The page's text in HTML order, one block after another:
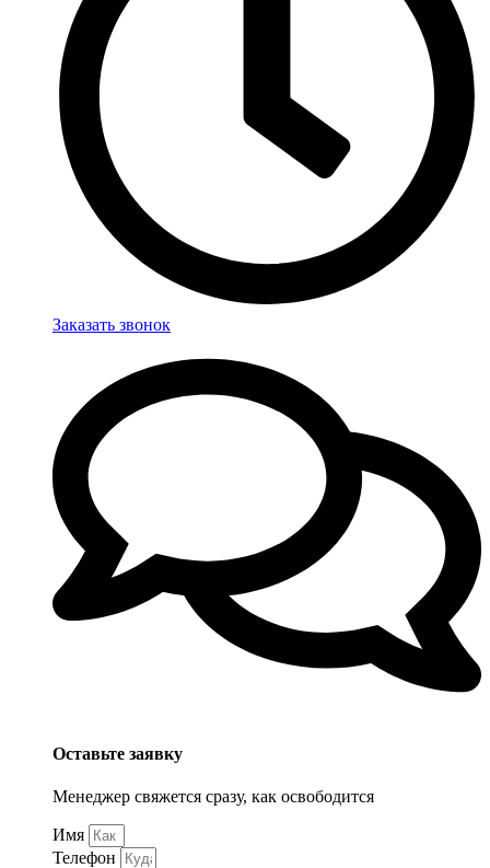
Заказать звонок
Оставьте заявку
Менеджер свяжется сразу, как освободится
Имя
Телефон